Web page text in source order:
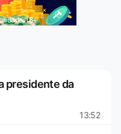
18+
presidente da
13:52